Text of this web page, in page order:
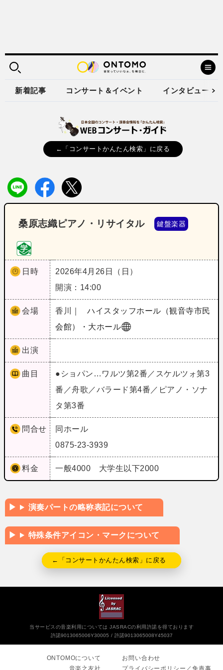
新着記事 コンサート＆イベント インタビュー
←「コンサートかんたん検索」に戻る
桑原志織ピアノ・リサイタル 鍵盤楽器
日時
2026年4月26日（日）
開演：14:00
会場 香川｜
ハイスタッフホール（観音寺市民
会館）・大ホール
出演
曲目
●ショパン…ワルツ第2番／スケルツォ第3
番／舟歌／バラード第4番／ピアノ・ソナ
タ第3番
問合せ
同ホール
0875-23-3939
料金 一般4000 大学生以下2000
演奏パートの略称表記について
特殊条件アイコン・マークについて
←「コンサートかんたん検索」に戻る
当サービスの音楽利用については JASRACの利用許諾を得ております
許諾9013065006Y30005
許諾9013065008Y45037
ONTOMOについて
音楽之友社
お問い合わせ
プライバシーポリシー／免責事